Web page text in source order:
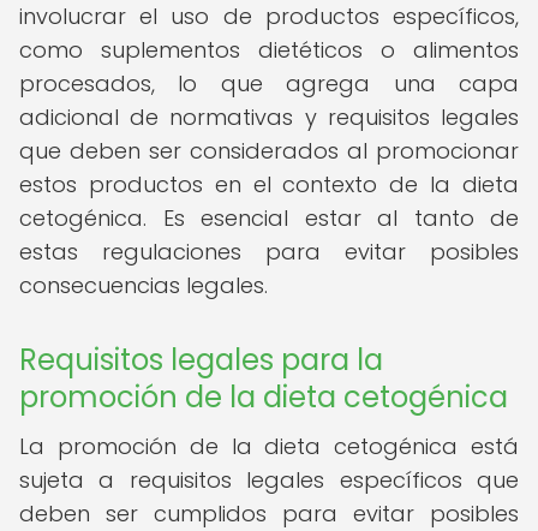
involucrar el uso de productos específicos,
como suplementos dietéticos o alimentos
procesados, lo que agrega una capa
adicional de normativas y requisitos legales
que deben ser considerados al promocionar
estos productos en el contexto de la dieta
cetogénica. Es esencial estar al tanto de
estas regulaciones para evitar posibles
consecuencias legales.
Requisitos legales para la
promoción de la dieta cetogénica
La promoción de la dieta cetogénica está
sujeta a requisitos legales específicos que
deben ser cumplidos para evitar posibles